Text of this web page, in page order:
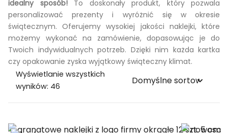
idealny sposób!To doskonały produkt, który pozwala
personalizować prezenty i wyróżnić się w okresie
świątecznym. Oferujemy wysokiej jakości naklejki, które
możemy wykonać na zamówienie, dopasowując je do
Twoich indywidualnych potrzeb. Dzięki nim każda kartka
czy opakowanie zyska wyjątkowy świąteczny klimat.
Wyświetlanie wszystkich
wyników: 46